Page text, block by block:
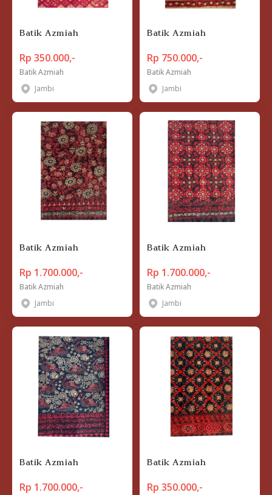
Batik Azmiah
Rp 350.000,-
Batik Azmiah
Jambi
Batik Azmiah
Rp 750.000,-
Batik Azmiah
Jambi
Batik Azmiah
Rp 1.700.000,-
Batik Azmiah
Jambi
Batik Azmiah
Rp 1.700.000,-
Batik Azmiah
Jambi
Batik Azmiah
Rp 1.700.000,-
Batik Azmiah
Rp 350.000,-